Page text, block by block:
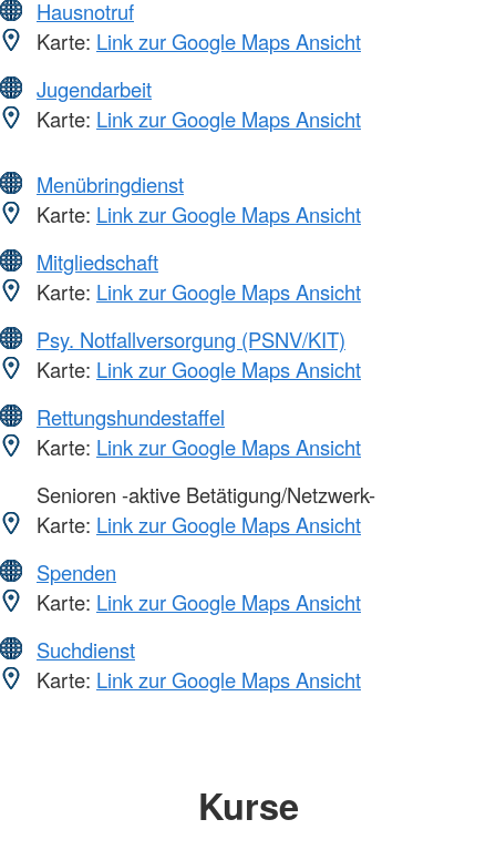
Hausnotruf
Karte: Link zur Google Maps Ansicht
Jugendarbeit
Karte: Link zur Google Maps Ansicht
Menübringdienst
Karte: Link zur Google Maps Ansicht
Mitgliedschaft
Karte: Link zur Google Maps Ansicht
Psy. Notfallversorgung (PSNV/KIT)
Karte: Link zur Google Maps Ansicht
Rettungshundestaffel
Karte: Link zur Google Maps Ansicht
Senioren -aktive Betätigung/Netzwerk-
Karte: Link zur Google Maps Ansicht
Spenden
Karte: Link zur Google Maps Ansicht
Suchdienst
Karte: Link zur Google Maps Ansicht
Kurse